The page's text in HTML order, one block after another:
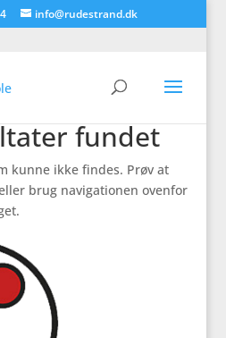
info@rudestrand.dk
fundet
kunne ikke findes. Prøv at
brug navigationen ovenfor